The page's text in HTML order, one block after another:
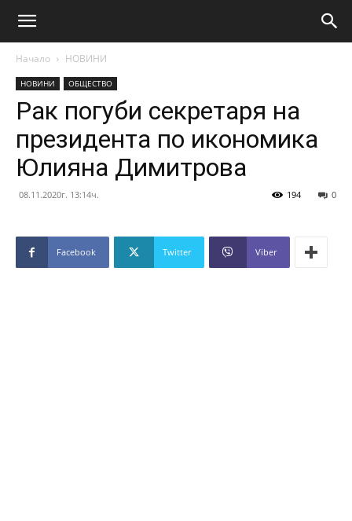
Начало НОВИНИ
НОВИНИ ОБЩЕСТВО
Рак погуби секретаря на
президента по икономика
Юлияна Димитрова
08.11.2020г. 13:14ч. 0
194
Facebook Twitter Viber